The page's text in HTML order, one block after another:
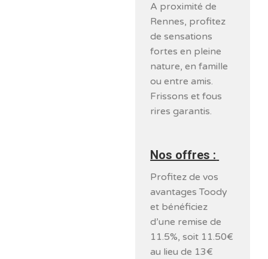
A proximité de
Rennes, profitez
de sensations
fortes en pleine
nature, en famille
ou entre amis.
Frissons et fous
rires garantis.
Nos offres :
Profitez de vos
avantages Toody
et bénéficiez
d’une remise de
11.5%, soit 11.50€
au lieu de 13€